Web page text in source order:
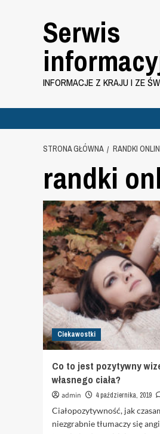
Serwis
INFORMACJE Z KRAJU I ZE
STRONA GŁÓWNA RANDKI
randki
Ciekawostki
Co to jest pozytywny
własnego ciała?
admin 4 października, 2019
Ciałopozytywność, jak
niezgrabnie tłumaczy się